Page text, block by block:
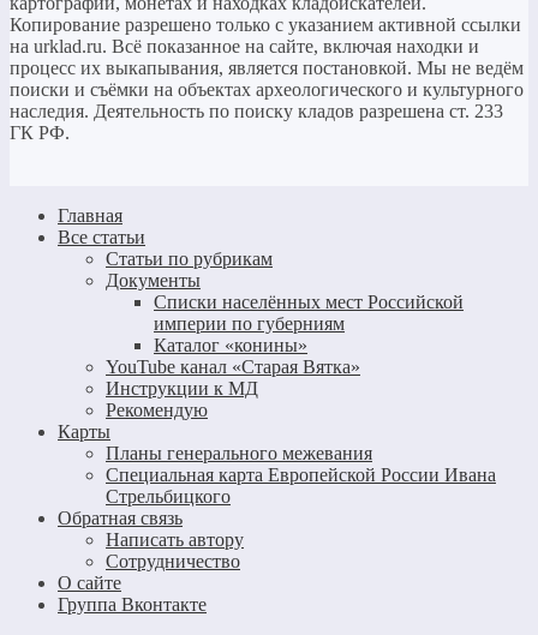
Копирование разрешено только c указанием активной ссылки
на urklad.ru. Всё показанное на сайте, включая находки и
процесс их выкапывания, является постановкой. Мы не ведём
поиски и съёмки на объектах археологического и культурного
наследия. Деятельность по поиску кладов разрешена ст. 233
ГК РФ.
Главная
Все статьи
Статьи по рубрикам
Документы
Списки населённых мест Российской
империи по губерниям
Каталог «конины»
YouTube канал «Старая Вятка»
Инструкции к МД
Рекомендую
Карты
Планы генерального межевания
Специальная карта Европейской России Ивана
Стрельбицкого
Обратная связь
Написать автору
Сотрудничество
О сайте
Группа Вконтакте